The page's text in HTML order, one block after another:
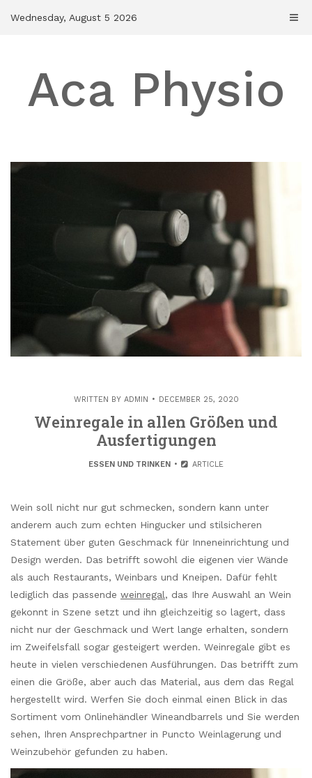
Wednesday, August 5 2026
Aca Physio
WRITTEN BY ADMIN DECEMBER 25, 2020
Weinregale in allen Größen und
Ausfertigungen
ESSEN UND TRINKEN ARTICLE
Wein soll nicht nur gut schmecken, sondern kann unter
anderem auch zum echten Hingucker und stilsicheren
Statement über guten Geschmack für Inneneinrichtung und
Design werden. Das betrifft sowohl die eigenen vier Wände
als auch Restaurants, Weinbars und Kneipen. Dafür fehlt
lediglich das passende weinregal, das Ihre Auswahl an Wein
gekonnt in Szene setzt und ihn gleichzeitig so lagert, dass
nicht nur der Geschmack und Wert lange erhalten, sondern
im Zweifelsfall sogar gesteigert werden. Weinregale gibt es
heute in vielen verschiedenen Ausführungen. Das betrifft zum
einen die Größe, aber auch das Material, aus dem das Regal
hergestellt wird. Werfen Sie doch einmal einen Blick in das
Sortiment vom Onlinehändler Wineandbarrels und Sie werden
sehen, Ihren Ansprechpartner in Puncto Weinlagerung und
Weinzubehör gefunden zu haben.